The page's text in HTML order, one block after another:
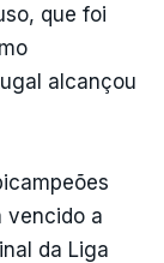
que foi
alcançou
vencido a
da Liga